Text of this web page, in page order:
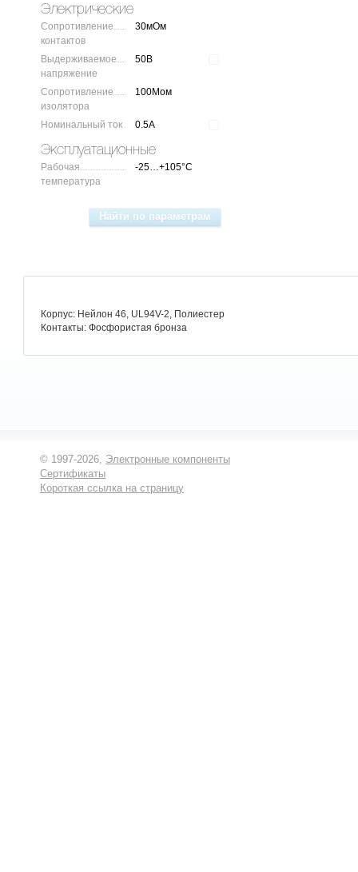
Электрические
Сопротивление
контактов
30мОм
Выдерживаемое
напряжение
50В
Сопротивление
изолятора
100Мом
Номинальный ток 0.5А
Эксплуатационные
Рабочая
температура
-25…+105°C
Корпус: Нейлон 46, UL94V-2, Полиестер
Контакты: Фосфористая бронза
© 1997-2026, Электронные компоненты
Сертификаты
Короткая ссылка на страницу